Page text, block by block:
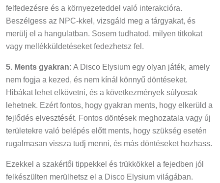
felfedezésre és a környezeteddel való interakcióra.
Beszélgess az NPC-kkel, vizsgáld meg a tárgyakat, és
merülj el a hangulatban. Sosem tudhatod, milyen titkokat
vagy mellékküldetéseket fedezhetsz fel.
5. Ments gyakran: A Disco Elysium egy olyan játék, amely
nem fogja a kezed, és nem kínál könnyű döntéseket.
Hibákat lehet elkövetni, és a következmények súlyosak
lehetnek. Ezért fontos, hogy gyakran ments, hogy elkerüld a
fejlődés elvesztését. Fontos döntések meghozatala vagy új
területekre való belépés előtt ments, hogy szükség esetén
rugalmasan vissza tudj menni, és más döntéseket hozhass.
Ezekkel a szakértői tippekkel és trükkökkel a fejedben jól
felkészülten merülhetsz el a Disco Elysium világában.